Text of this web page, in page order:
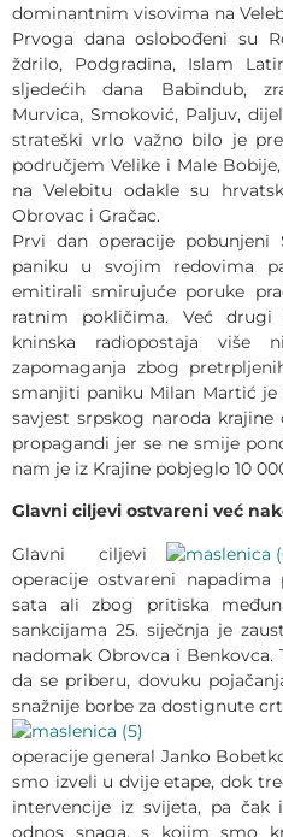
dominantnim visovima na
Prvoga dana oslobođeni su
ždrilo, Podgradina, Islam
sljedećih dana Babindub,
Murvica, Smoković, Paljuv,
strateški vrlo važno bilo je
područjem Velike i Male
na Velebitu odakle su
Obrovac i Gračac.
Prvi dan operacije pobunjeni
paniku u svojim redovima
emitirali smirujuće poruke
ratnim pokličima. Već drugi
kninska radiopostaja više
zapomaganja zbog
smanjiti paniku Milan Martić je
savjest srpskog naroda
propagandi jer se ne smije
nam je iz Krajine pobjeglo 10
Glavni ciljevi ostvareni već
Glavni ciljevi
operacije ostvareni
sata ali zbog pritiska
sankcijama 25. siječnja je
nadomak Obrovca i Benkovca.
da se priberu, dovuku
snažnije borbe za dostignute
operacije general Janko
smo izveli u dvije etape, dok
intervencije iz svijeta, pa
odnos snaga, s kojim smo